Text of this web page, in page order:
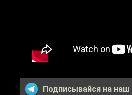
Подписывайся на наш